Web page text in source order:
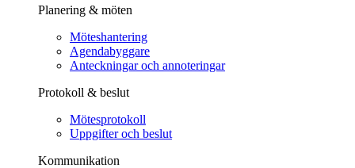
Planering & möten
Möteshantering
Agendabyggare
Anteckningar och annoteringar
Protokoll & beslut
Mötesprotokoll
Uppgifter och beslut
Kommunikation